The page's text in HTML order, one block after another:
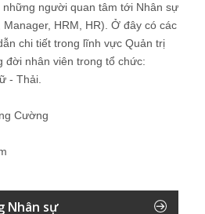
những người quan tâm tới Nhân sự
HRM, HR). Ở đây có các
chi tiết trong lĩnh vực Quản trị
đời nhân viên trong tổ chức:
- Thải.
Cường
Nhân sự